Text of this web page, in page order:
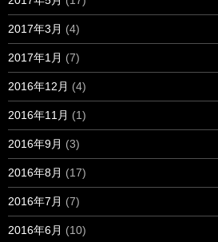
2017年3月 (4)
2017年1月 (7)
2016年12月 (4)
2016年11月 (1)
2016年9月 (3)
2016年8月 (17)
2016年7月 (7)
2016年6月 (10)